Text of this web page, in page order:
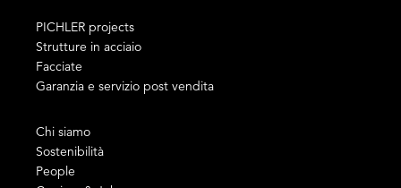
PICHLER projects
Strutture in acciaio
Facciate
Garanzia e servizio post vendita
Chi siamo
Sostenibilità
People